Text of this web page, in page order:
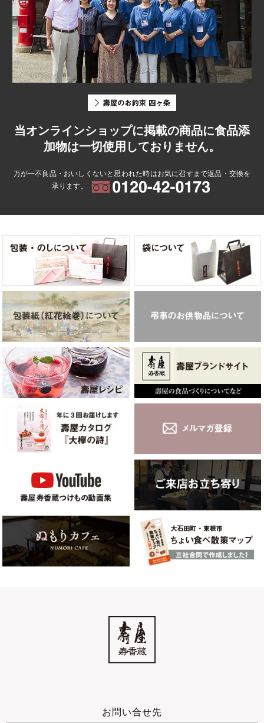
当オンラインショップに掲載の商品に食品添
加物は一切使用しておりません。
万が一不良品・おいしくないと思われた時はお気に召すまで返品・交換を
承ります。
お問い合せ先